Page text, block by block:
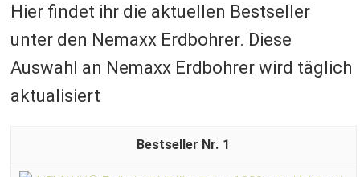
Hier findet ihr die aktuellen Bestseller
unter den Nemaxx Erdbohrer. Diese
Auswahl an Nemaxx Erdbohrer wird täglich
aktualisiert
1